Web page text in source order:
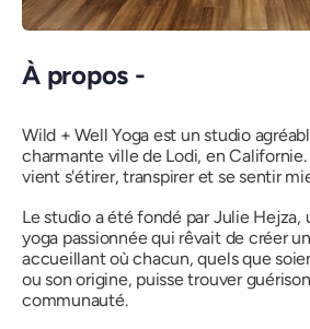
À propos -
Wild + Well Yoga est un studio
charmante ville de Lodi, en
vient s'étirer, transpirer et se sentir
Le studio a été fondé par Julie Hejza,
yoga passionnée qui rêvait de créer
accueillant où chacun, quels que
ou son origine, puisse trouver
communauté.